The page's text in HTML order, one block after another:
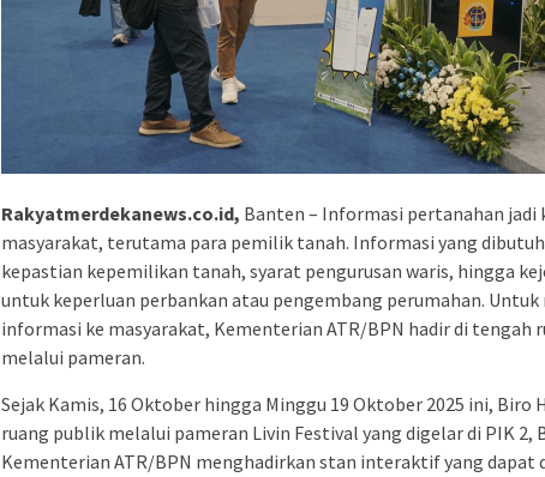
Rakyatmerdekanews.co.id, Banten – Informasi pertanahan
masyarakat, terutama para pemilik tanah. Informasi yang
kepastian kepemilikan tanah, syarat pengurusan waris, hingga
untuk keperluan perbankan atau pengembang perumahan. Untuk
informasi ke masyarakat, Kementerian ATR/BPN hadir di tengah
melalui pameran.
Sejak Kamis, 16 Oktober hingga Minggu 19 Oktober 2025 ini, Biro
ruang publik melalui pameran Livin Festival yang digelar di PIK 2,
Kementerian ATR/BPN menghadirkan stan interaktif yang dapat